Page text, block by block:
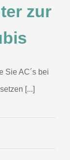
zur
Sie AC´s bei
[...]